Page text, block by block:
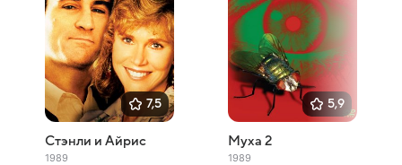
7,5
Стэнли и Айрис
1989
5,9
Муха 2
1989